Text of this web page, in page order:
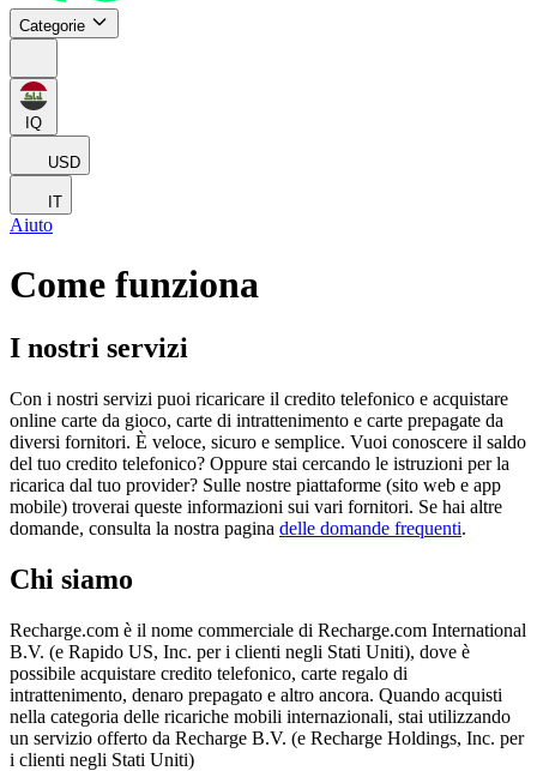
Categorie
IQ
USD
IT
Aiuto
Come funziona
I nostri servizi
Con i nostri servizi puoi ricaricare il credito telefonico e acquistare
online carte da gioco, carte di intrattenimento e carte prepagate da
diversi fornitori. È veloce, sicuro e semplice. Vuoi conoscere il saldo
del tuo credito telefonico? Oppure stai cercando le istruzioni per la
ricarica dal tuo provider? Sulle nostre piattaforme (sito web e app
mobile) troverai queste informazioni sui vari fornitori. Se hai altre
domande, consulta la nostra pagina delle domande frequenti.
Chi siamo
Recharge.com è il nome commerciale di Recharge.com International
B.V. (e Rapido US, Inc. per i clienti negli Stati Uniti), dove è
possibile acquistare credito telefonico, carte regalo di
intrattenimento, denaro prepagato e altro ancora. Quando acquisti
nella categoria delle ricariche mobili internazionali, stai utilizzando
un servizio offerto da Recharge B.V. (e Recharge Holdings, Inc. per
i clienti negli Stati Uniti)